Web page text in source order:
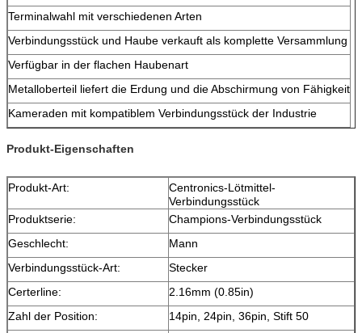
Terminalwahl mit verschiedenen Arten
Verbindungsstück und Haube verkauft als komplette Versammlung
Verfügbar in der flachen Haubenart
Metalloberteil liefert die Erdung und die Abschirmung von Fähigkeit
Kameraden mit kompatiblem Verbindungsstück der Industrie
Produkt-Eigenschaften
Produkt-Art:
Centronics-Lötmittel-
Verbindungsstück
Produktserie:
Champions-Verbindungsstück
Geschlecht:
Mann
Verbindungsstück-Art:
Stecker
Certerline:
2.16mm (0.85in)
Zahl der Position:
14pin, 24pin, 36pin, Stift 50